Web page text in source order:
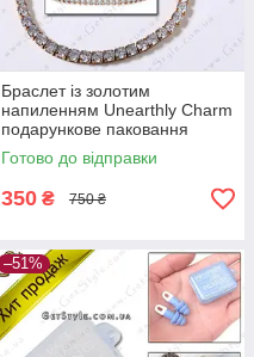
Браслет із золотим
напиленням Unearthly Charm
подарункове паковання
Готово до відправки
350 ₴ 750 ₴
–51%